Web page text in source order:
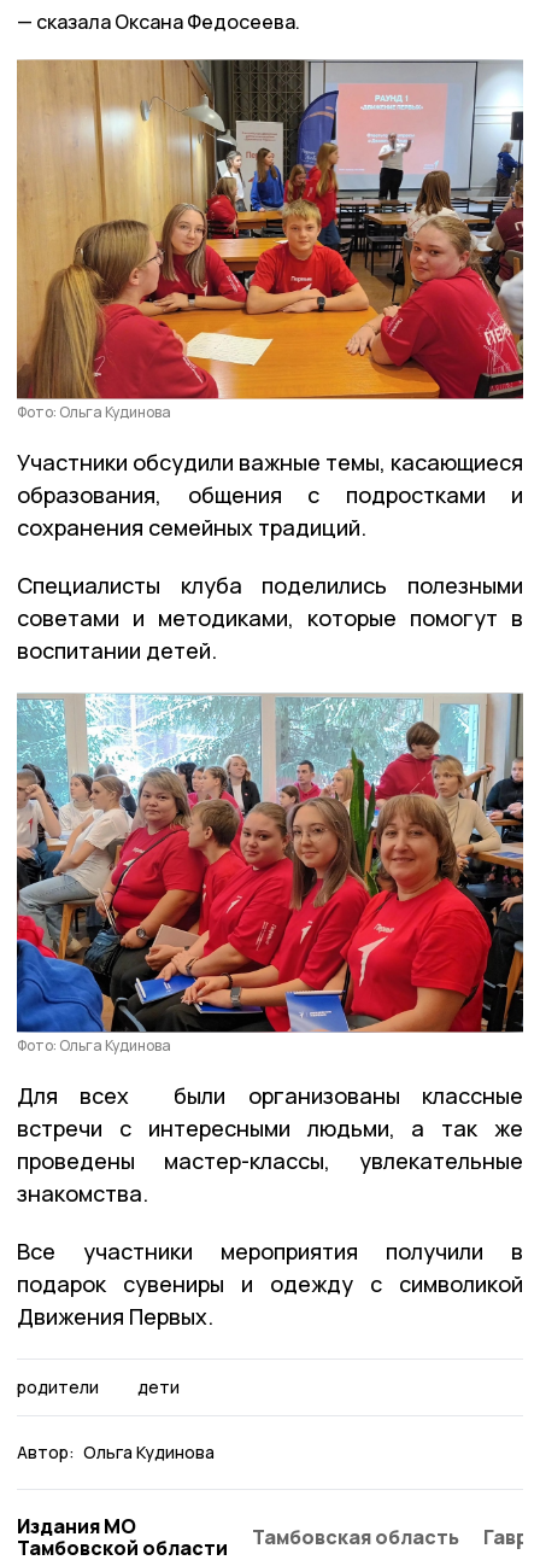
сказала Оксана Федосеева.
Фото: Ольга Кудинова
Участники обсудили важные темы, касающиеся
образования, общения с подростками и
сохранения семейных традиций.
Специалисты клуба поделились полезными
советами и методиками, которые помогут в
воспитании детей.
Фото: Ольга Кудинова
Для всех были организованы классные
встречи с интересными людьми, а так же
проведены мастер-классы, увлекательные
знакомства.
Все участники мероприятия получили в
подарок сувениры и одежду с символикой
Движения Первых.
родители дети
Автор: Ольга Кудинова
Издания МО
Тамбовской области
Тамбовская область